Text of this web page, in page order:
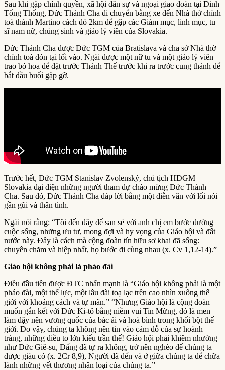
Sau khi gặp chính quyền, xã hội dân sự và ngoại giao đoàn tại Dinh
Tổng Thống, Đức Thánh Cha di chuyển bằng xe đến Nhà thờ chính
toà thánh Martino cách đó 2km để gặp các Giám mục, linh mục, tu
sĩ nam nữ, chủng sinh và giáo lý viên của Slovakia.
Đức Thánh Cha được Đức TGM của Bratislava và cha sở Nhà thờ
chính toà đón tại lối vào. Ngài được một nữ tu và một giáo lý viên
trao bó hoa để đặt trước Thánh Thể trước khi ra trước cung thánh để
bắt đầu buổi gặp gỡ.
Trước hết, Đức TGM Stanislav Zvolenský, chủ tịch HĐGM
Slovakia đại diện những người tham dự chào mừng Đức Thánh
Cha. Sau đó, Đức Thánh Cha đáp lời bằng một diễn văn với lối nói
gần gũi và thân tình.
Ngài nói rằng: “Tôi đến đây để san sẻ với anh chị em bước đường
cuộc sống, những ưu tư, mong đợi và hy vọng của Giáo hội và đất
nước này. Đây là cách mà cộng đoàn tín hữu sơ khai đã sống:
chuyên chăm và hiệp nhất, họ bước đi cùng nhau (x. Cv 1,12-14).”
Giáo hội không phải là pháo đài
Điều đầu tiên được ĐTC nhấn mạnh là “Giáo hội không phải là một
pháo đài, một thế lực, một lâu đài toạ lạc trên cao nhìn xuống thế
giới với khoảng cách và tự mãn.” “Nhưng Giáo hội là cộng đoàn
muốn gắn kết với Đức Ki-tô bằng niềm vui Tin Mừng, đó là men
làm dậy nên vương quốc của bác ái và hoà bình trong khối bột thế
giới. Do vậy, chúng ta không nên tin vào cám dỗ của sự hoành
tráng, những điều to lớn kiểu trần thế! Giáo hội phải khiêm nhường
như Đức Giê-su, Đấng đã tự ra không, trở nên nghèo để chúng ta
được giàu có (x. 2Cr 8,9), Người đã đến và ở giữa chúng ta để chữa
lành những vết thương nhân loại của chúng ta.”